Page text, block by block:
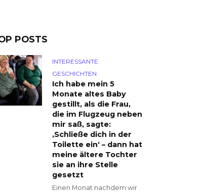
POSTS
INTERESSANTE
GESCHICHTEN
Ich habe mein 5
Monate altes Baby
gestillt, als die Frau,
die im Flugzeug neben
mir saß, sagte:
‚Schließe dich in der
Toilette ein‘ – dann hat
meine ältere Tochter
sie an ihre Stelle
gesetzt
Einen Monat nachdem wir